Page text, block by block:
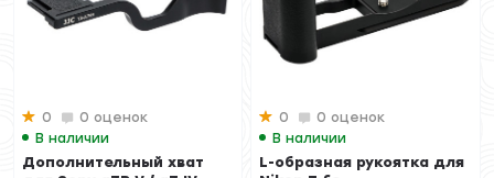
0
0 оценок
В наличии
Дополнительный хват
0
0 оценок
В наличии
L-образная рукоятка для